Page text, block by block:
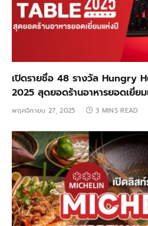
เปิดรายชื่อ 48 รางวัล Hungry
2025 สุดยอดร้านอาหารยอดเยี่ย
พฤศจิกายน 27, 2025 3 MINS READ